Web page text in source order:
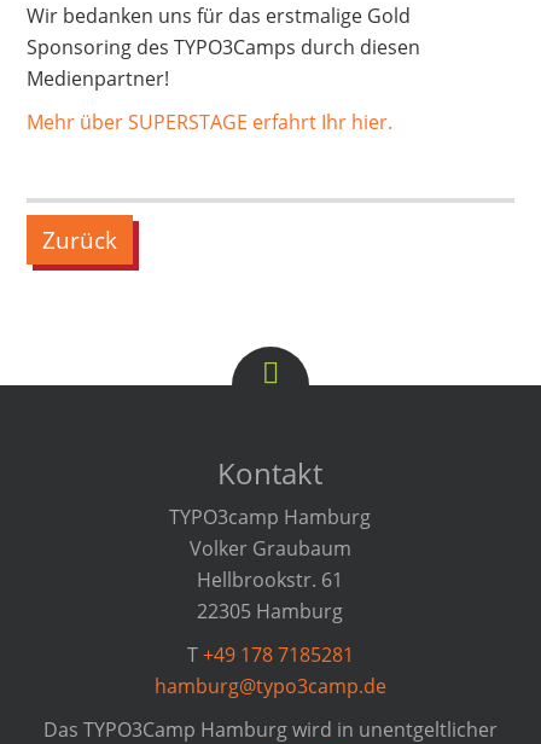
Wir bedanken uns für das erstmalige Gold
Sponsoring des TYPO3Camps durch diesen
Medienpartner!
Mehr über SUPERSTAGE erfahrt Ihr hier.
Zurück
Kontakt
TYPO3camp Hamburg
Volker Graubaum
Hellbrookstr. 61
22305 Hamburg
T+49 178 7185281
hamburg@typo3camp.de
Das TYPO3Camp Hamburg wird in unentgeltlicher